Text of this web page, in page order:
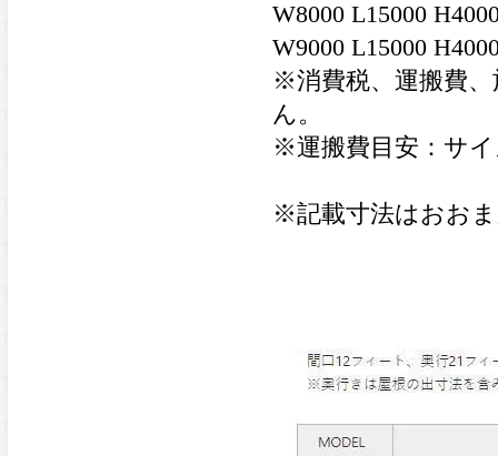
W8000 L15000
W9000 L15000
※消費税、運搬費
ん。
※運搬費目安：サイ
※記載寸法はおお